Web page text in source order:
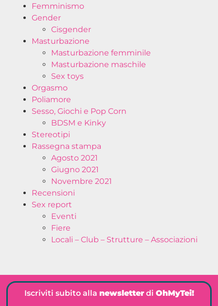
Femminismo
Gender
Cisgender
Masturbazione
Masturbazione femminile
Masturbazione maschile
Sex toys
Orgasmo
Poliamore
Sesso, Giochi e Pop Corn
BDSM e Kinky
Stereotipi
Rassegna stampa
Agosto 2021
Giugno 2021
Novembre 2021
Recensioni
Sex report
Eventi
Fiere
Locali – Club – Strutture – Associazioni
Iscriviti subito alla newsletterdi OhMyTei!